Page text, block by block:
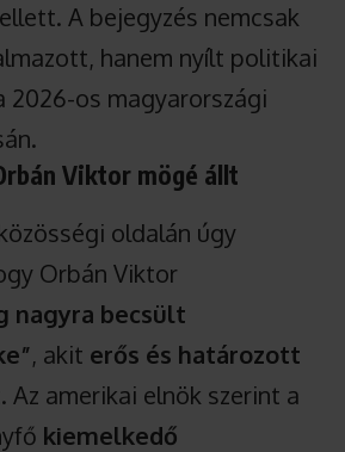
A bejegyzés nemcsak
hanem nyílt politikai
os magyarországi
Viktor mögé állt
oldalán úgy
Orbán Viktor
nagyra becsült
, akit erős és határozott
Az amerikai elnök szerint a
kiemelkedő